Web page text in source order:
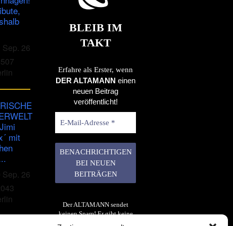
Sep. 26
mit
Sep. 26
BLEIB IM
TAKT
Erfahre als Erster, wenn
DER ALTAMANN einen
neuen Beitrag
veröffentlicht!
Der ALTAMANN sendet
keinen Spam! Er gibt keine
Daten an dritte weiter. Erfahre